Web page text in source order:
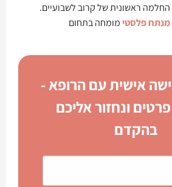
החלמה ראשונית של קרוב לשבועיים.
מנתח פלסטי מומחה בתחום
אישית עם הרופא -
ונחזור אליכם
בהקדם